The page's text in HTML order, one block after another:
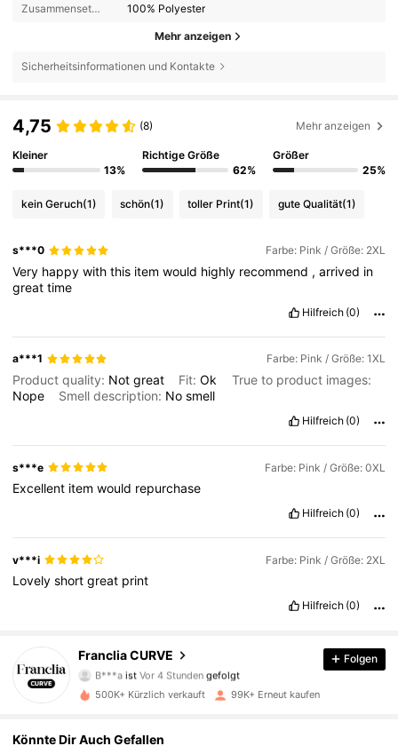
Zusammensetzung: 100% Polyester
Mehr anzeigen
Sicherheitsinformationen und Kontakte
4,75 (8) Mehr anzeigen
Kleiner
13%
Richtige Größe
62%
Größer
25%
kein Geruch(1) schön(1) toller Print(1) gute Qualität(1)
s***0 Farbe: Pink / Größe: 2XL
Very happywiththis itemwould highly recommend ,arrived in
greattime
Hilfreich (0)
a***1 Farbe: Pink / Größe: 1XL
Product quality: Notgreat Fit:Ok
True to product images:
Nope
Smell description: Nosmell
Hilfreich (0)
s***e Farbe: Pink / Größe: 0XL
Excellent itemwould repurchase
Hilfreich (0)
v***i Farbe: Pink / Größe: 2XL
Lovelyshortgreat print
Hilfreich (0)
Franclia CURVE
B***aistVor 4 Stunden
t***eist am Durchsuchen
4,81
174K Follower
Folgen
500K+ Kürzlich verkauft 99K+ Erneut kaufen
Könnte Dir Auch Gefallen